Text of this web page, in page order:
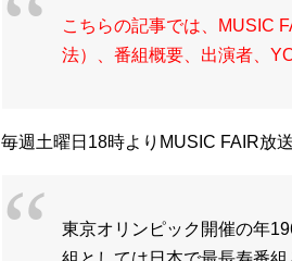
こちらの記事では、MUSIC
法）、番組概要、出演者、
毎週土曜日18時よりMUSIC FAIR放送
東京オリンピック開催の年